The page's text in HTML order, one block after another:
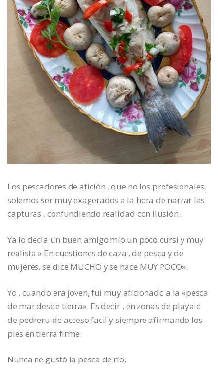
Los pescadores de afición , que no los profesionales,
solemos ser muy exagerados a la hora de narrar las
capturas , confundiendo realidad con ilusión.
Ya lo decía un buen amigo mío un poco cursi y muy
realista » En cuestiones de caza , de pesca y de
mujeres, se dice MUCHO y se hace MUY POCO».
Yo , cuando era joven, fui muy aficionado a la «pesca
de mar desde tierra». Es decir , en zonas de playa o
de pedreru de acceso facil y siempre afirmando los
pies en tierra firme.
Nunca ne gustó la pesca de río.